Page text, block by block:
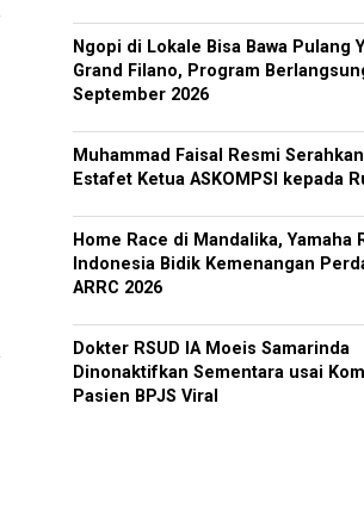
Ngopi di Lokale Bisa Bawa Pulang
Grand Filano, Program
September 2026
Muhammad Faisal Resmi
Estafet Ketua ASKOMPSI kepada
Home Race di Mandalika, Yamaha
Indonesia Bidik Kemenangan
ARRC 2026
Dokter RSUD IA Moeis Samarinda
Dinonaktifkan Sementara usai
Pasien BPJS Viral